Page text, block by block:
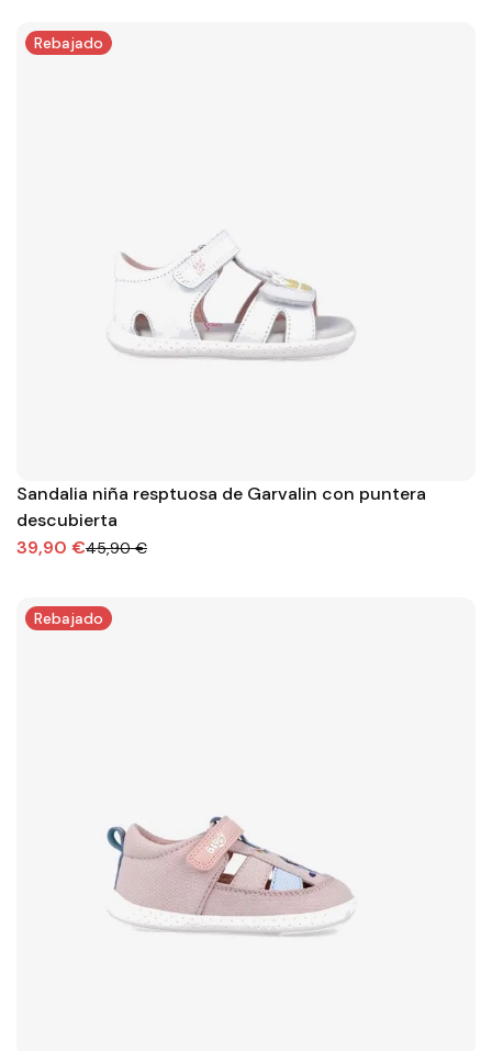
Rebajado
Sandalia niña resptuosa de Garvalin con puntera
descubierta
39,90 €45,90 €
Rebajado